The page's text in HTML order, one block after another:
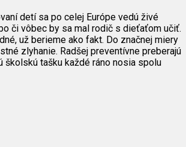
detí sa po celej Európe vedú živé
či vôbec by sa mal rodič s dieťaťom učiť.
už berieme ako fakt. Do značnej miery
zlyhanie. Radšej preventívne preberajú
tašku každé ráno nosia spolu